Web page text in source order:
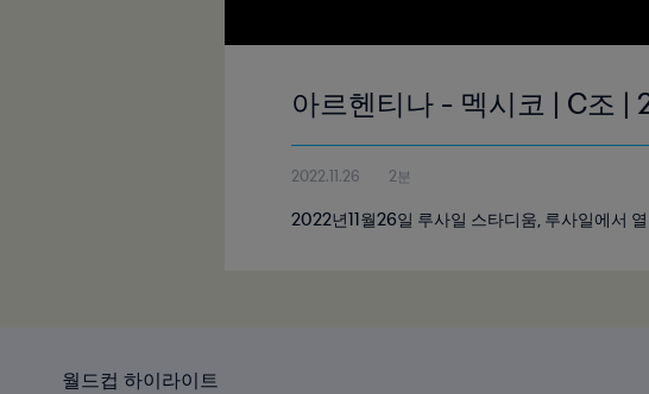
아르헨티나 - 멕시코 | C조 |
2022.11.26 2분
2022년11월26일 루사일 스타디움, 루사일에서
월드컵 하이라이트